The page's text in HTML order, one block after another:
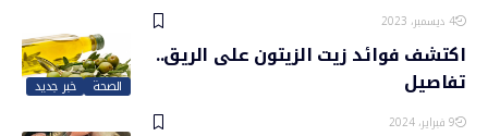
4 ديسمبر، 2023
الصحة خبر جديد
اكتشف فوائد زيت الزيتون على الريق..
تفاصيل
9 فبراير، 2024